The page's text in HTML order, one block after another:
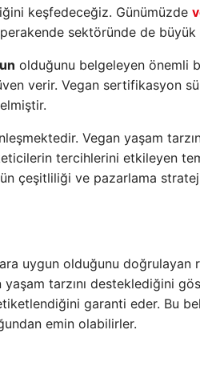
keşfedeceğiz. Günümüzde
sektöründe de büyük
olduğunu belgeleyen önemli
verir. Vegan sertifikasyon
Vegan yaşam
tercihlerini etkileyen
çeşitliliği ve pazarlama
uygun olduğunu doğrulayan
tarzını desteklediğini
garanti eder. Bu
emin olabilirler.